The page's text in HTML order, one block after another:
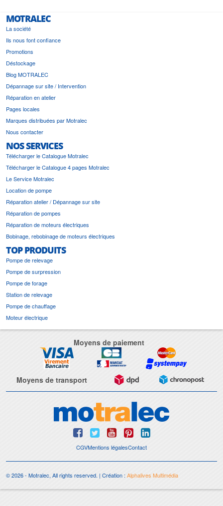
MOTRALEC
La société
Ils nous font confiance
Promotions
Déstockage
Blog MOTRALEC
Dépannage sur site / Intervention
Réparation en atelier
Pages locales
Marques distribuées par Motralec
Nous contacter
NOS SERVICES
Télécharger le Catalogue Motralec
Télécharger le Catalogue 4 pages Motralec
Le Service Motralec
Location de pompe
Réparation atelier / Dépannage sur site
Réparation de pompes
Réparation de moteurs électriques
Bobinage, rebobinage de moteurs électriques
TOP PRODUITS
Pompe de relevage
Pompe de surpression
Pompe de forage
Station de relevage
Pompe de chauffage
Moteur électrique
Moyens de paiement
Moyens de transport
CGVMentions légalesContact
© 2026 - Motralec, All rights reserved. | Création :Alphalives Multimédia